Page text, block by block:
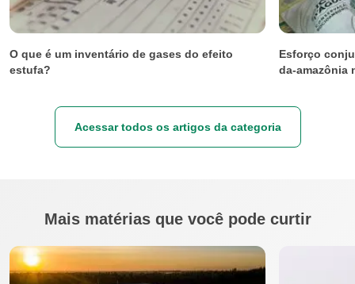
O que é um inventário de gases do efeito
estufa?
Esforço
da-amazônia
Acessar todos os artigos da categoria
Mais matérias que você pode curtir